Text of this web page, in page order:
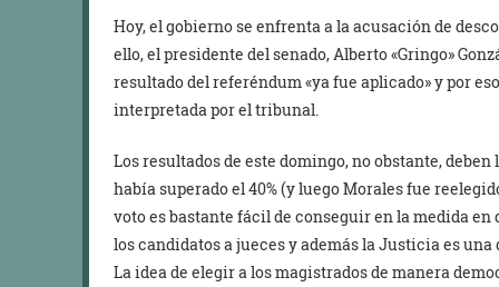
Hoy, el gobierno se enfrenta a la acusación de
ello, el presidente del senado, Alberto «Gringo»
resultado del referéndum «ya fue aplicado» y por
interpretada por el tribunal.
Los resultados de este domingo, no obstante,
había superado el 40% (y luego Morales fue
voto es bastante fácil de conseguir en la medida
los candidatos a jueces y además la Justicia es
La idea de elegir a los magistrados de manera